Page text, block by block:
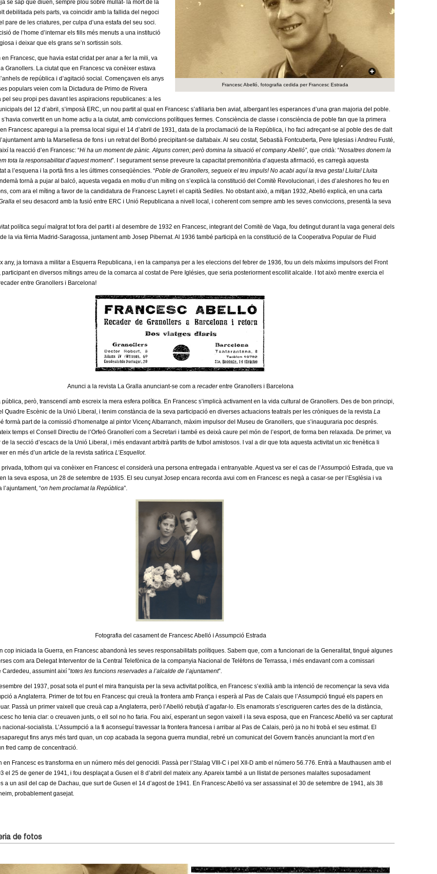
a
r
i
d
e
e
r
c
a
Francesc Abelló, fotografia cedida per Francesc Estrada
se sap què diuen, sempre plou sobre mullat- la mort de la
debilitada pels parts, va coincidir amb la fallida del negoci
pare de les criatures, per culpa d’una estafa del seu soci.
de l’home d’internar els fills més menuts a una institució
i deixar que els grans se’n sortissin sols.
en Francesc, que havia estat cridat per anar a fer la mili, va
Granollers. La ciutat que en Francesc va conèixer estava
de república i d’agitació social. Començaven els anys
populars veien com la Dictadura de Primo de Rivera
pel seu propi pes davant les aspiracions republicanes: a les
del 12 d’abril, s’imposà ERC, un nou partit al qual en Francesc s’afiliaria ben aviat, albergant les esperances d’una gran majoria del poble.
s’havia convertit en un home actiu a la ciutat, amb conviccions polítiques fermes. Consciència de classe i consciència de poble fan que la primera
Francesc aparegui a la premsa local sigui el 14 d’abril de 1931, data de la proclamació de la República, i ho faci adreçant-se al poble des de dalt
amb la Marsellesa de fons i un retrat del Borbó precipitant-se daltabaix. Al seu costat, Sebastià Fontcuberta, Pere Iglesias i Andreu Fusté,
la reacció d’en Francesc: “Hi ha un moment de pànic. Alguns corren; però domina la situació el company Abelló”, que cridà: “Nosaltres donem la
tota la responsabilitat d’aquest moment”. I segurament sense preveure la capacitat premonitòria d’aquesta afirmació, es carregà aquesta
a l’esquena i la portà fins a les últimes conseqüències. “Poble de Granollers, segueix el teu impuls! No acabi aquí la teva gesta! Lluita! Lluita
tornà a pujar al balcó, aquesta vegada en motiu d’un míting on s’explicà la constitució del Comitè Revolucionari, i des d’aleshores ho feu en
com ara el míting a favor de la candidatura de Francesc Layret i el capità Sediles. No obstant això, a mitjan 1932, Abelló explicà, en una carta
el seu desacord amb la fusió entre ERC i Unió Republicana a nivell local, i coherent com sempre amb les seves conviccions, presentà la seva
política seguí malgrat tot fora del partit i al desembre de 1932 en Francesc, integrant del Comitè de Vaga, fou detingut durant la vaga general dels
la via fèrria Madrid-Saragossa, juntament amb Josep Pibernat. Al 1936 també participà en la constitució de la Cooperativa Popular de Fluid
any, ja tornava a militar a Esquerra Republicana, i en la campanya per a les eleccions del febrer de 1936, fou un dels màxims impulsors del Front
participant en diversos mítings arreu de la comarca al costat de Pere Iglésies, que seria posteriorment escollit alcalde. I tot això mentre exercia el
entre Granollers i Barcelona!
Anunci a la revista La Gralla anunciant-se com arecaderentre Granollers i Barcelona
pública, però, transcendí amb escreix la mera esfera política. En Francesc s’implicà activament en la vida cultural de Granollers. Des de bon principi,
Quadre Escènic de la Unió Liberal, i tenim constància de la seva participació en diverses actuacions teatrals per les cròniques de la revista La
formà part de la comissió d’homenatge al pintor Vicenç Albarranch, màxim impulsor del Museu de Granollers, que s’inauguraria poc després.
temps el Consell Directiu de l’Orfeó Granollerí com a Secretari i també es deixà caure pel món de l’esport, de forma ben relaxada. De primer, va
de la secció d’escacs de la Unió Liberal, i més endavant arbitrà partits de futbol amistosos. I val a dir que tota aquesta activitat un xic frenètica li
en més d’un article de la revista satírica L’Esquellot.
privada, tothom qui va conèixer en Francesc el considerà una persona entregada i entranyable. Aquest va ser el cas de l’Assumpció Estrada, que va
la seva esposa, un 28 de setembre de 1935. El seu cunyat Josep encara recorda avui com en Francesc es negà a casar-se per l’Església i va
l’ajuntament, “on hem proclamat la República”.
Fotografia del casament de Francesc Abelló i Assumpció Estrada
cop iniciada la Guerra, en Francesc abandonà les seves responsabilitats polítiques. Sabem que, com a funcionari de la Generalitat, tingué algunes
com ara Delegat Interventor de la Central Telefònica de la companyia Nacional de Telèfons de Terrassa, i més endavant com a comissari
assumint així ”totes les funcions reservades a l’alcalde de l’ajuntament”.
del 1937, posat sota el punt el mira franquista per la seva activitat política, en Francesc s’exilià amb la intenció de recomençar la seva vida
a Anglaterra. Primer de tot fou en Francesc qui creuà la frontera amb França i esperà al Pas de Calais que l’Assumpció tingué els papers en
Passà un primer vaixell que creuà cap a Anglaterra, però l’Abelló rebutjà d’agafar-lo. Els enamorats s’escrigueren cartes des de la distància,
ho tenia clar: o creuaven junts, o ell sol no ho faria. Fou així, esperant un segon vaixell i la seva esposa, que en Francesc Abelló va ser capturat
socialista. L’Assumpció a la fi aconseguí travessar la frontera francesa i arribar al Pas de Calais, però ja no hi trobà el seu estimat. El
fins anys més tard quan, un cop acabada la segona guerra mundial, rebré un comunicat del Govern francès anunciant la mort d’en
fred camp de concentració.
en Francesc es transforma en un número més del genocidi. Passà per l’Stalag VIII-C i pel XII-D amb el número 56.776. Entrà a Mauthausen amb el
el 25 de gener de 1941, i fou desplaçat a Gusen el 8 d’abril del mateix any. Apareix també a un llistat de persones malaltes suposadament
a un asil del cap de Dachau, que surt de Gusen el 14 d’agost de 1941. En Francesc Abelló va ser assassinat el 30 de setembre de 1941, als 38
probablement gasejat.
de fotos